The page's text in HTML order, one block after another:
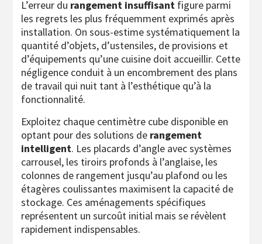
L’erreur du rangement insuffisant figure parmi
les regrets les plus fréquemment exprimés après
installation. On sous-estime systématiquement la
quantité d’objets, d’ustensiles, de provisions et
d’équipements qu’une cuisine doit accueillir. Cette
négligence conduit à un encombrement des plans
de travail qui nuit tant à l’esthétique qu’à la
fonctionnalité.
Exploitez chaque centimètre cube disponible en
optant pour des solutions de rangement
intelligent. Les placards d’angle avec systèmes
carrousel, les tiroirs profonds à l’anglaise, les
colonnes de rangement jusqu’au plafond ou les
étagères coulissantes maximisent la capacité de
stockage. Ces aménagements spécifiques
représentent un surcoût initial mais se révèlent
rapidement indispensables.